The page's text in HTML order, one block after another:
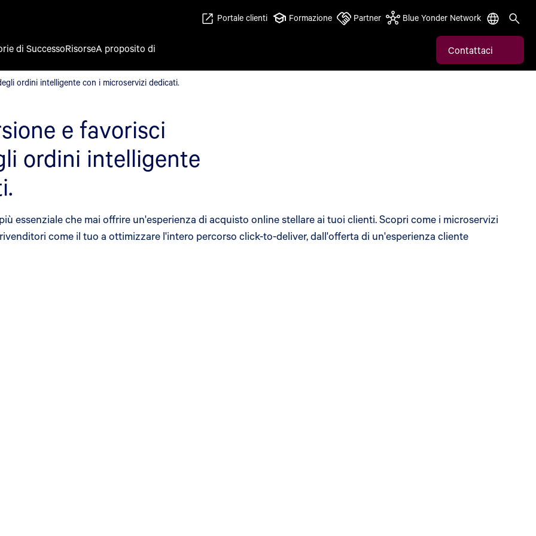
ordini intelligente con i microservizi dedicati.
Portale clienti Formazione Partner Blue Yonder Network
di SuccessoRisorseA proposito di Contattaci
ordini intelligente con i microservizi dedicati.
e favorisci
ordini intelligente
essenziale che mai offrire un'esperienza di acquisto online stellare ai tuoi clienti. Scopri come i microservizi
come il tuo a ottimizzare l'intero percorso click-to-deliver, dall'offerta di un'esperienza cliente